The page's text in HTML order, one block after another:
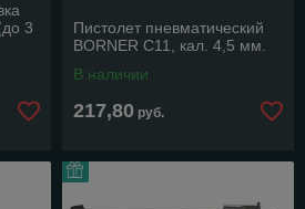
3
Пистолет пневматический
BORNER C11, кал. 4,5 мм.
В наличии
217,80 руб.